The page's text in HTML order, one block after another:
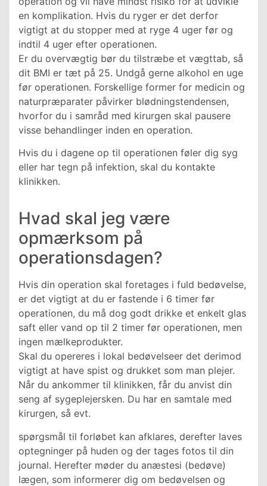
en komplikation. Hvis du ryger er det derfor
vigtigt at du stopper med at ryge 4 uger før og
indtil 4 uger efter operationen.
Er du overvægtig bør du tilstræbe et vægttab, så
dit BMI er tæt på 25. Undgå gerne alkohol en uge
før operationen. Forskellige former for medicin og
naturpræparater påvirker blødningstendensen,
hvorfor du i samråd med kirurgen skal pausere
visse behandlinger inden en operation.
Hvis du i dagene op til operationen føler dig syg
eller har tegn på infektion, skal du kontakte
klinikken.
Hvad skal jeg være
opmærksom på
operationsdagen?
Hvis din operation skal foretages i fuld bedøvelse,
er det vigtigt at du er fastende i 6 timer før
operationen, du må dog godt drikke et enkelt glas
saft eller vand op til 2 timer før operationen, men
ingen mælkeprodukter.
Skal du opereres i lokal bedøvelseer det derimod
vigtigt at have spist og drukket som man plejer.
Når du ankommer til klinikken, får du anvist din
seng af sygeplejersken. Du har en samtale med
kirurgen, så evt.
spørgsmål til forløbet kan afklares, derefter laves
optegninger på huden og der tages fotos til din
journal. Herefter møder du anæstesi (bedøve)
lægen, som informerer dig om bedøvelsen og